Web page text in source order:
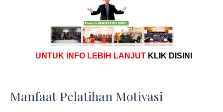
UNTUK INFO LEBIH LANJUT KLIK DISINI
Manfaat Pelatihan Motivasi